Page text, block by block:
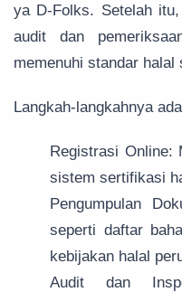
ya D-Folks. Setelah
audit dan
memenuhi standar
Langkah-langkahnya
Registrasi Online:
sistem sertifikasi
Pengumpulan
seperti daftar
kebijakan halal
Audit dan